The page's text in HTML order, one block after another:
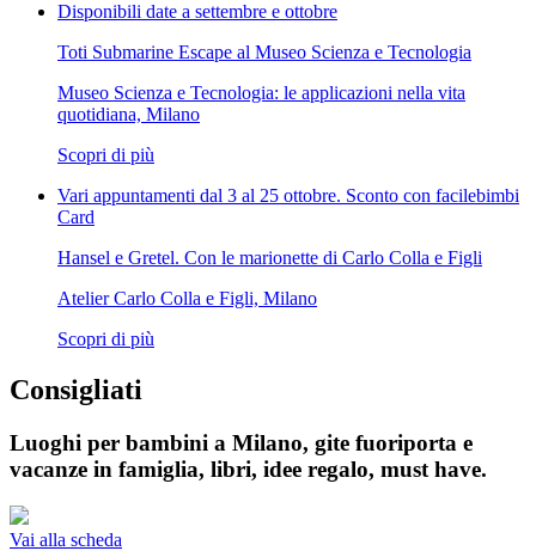
Disponibili date a settembre e ottobre
Toti Submarine Escape al Museo Scienza e Tecnologia
Museo Scienza e Tecnologia: le applicazioni nella vita
quotidiana, Milano
Scopri di più
Vari appuntamenti dal 3 al 25 ottobre. Sconto con facilebimbi
Card
Hansel e Gretel. Con le marionette di Carlo Colla e Figli
Atelier Carlo Colla e Figli, Milano
Scopri di più
Consigliati
Luoghi per bambini a Milano, gite fuoriporta e
vacanze in famiglia, libri, idee regalo, must have.
Vai alla scheda